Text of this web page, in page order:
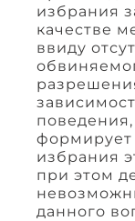
избрания
качестве
ввиду
формирует
избрания
при этом
данного